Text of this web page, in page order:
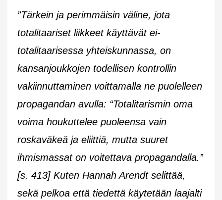
”Tärkein ja perimmäisin väline, jota
totalitaariset liikkeet käyttävät ei-
totalitaarisessa yhteiskunnassa, on
kansanjoukkojen todellisen kontrollin
vakiinnuttaminen voittamalla ne puolelleen
propagandan avulla: “Totalitarismin oma
voima houkuttelee puoleensa vain
roskaväkeä ja eliittiä, mutta suuret
ihmismassat on voitettava propagandalla.”
[s. 413] Kuten Hannah Arendt selittää,
sekä pelkoa että tiedettä käytetään laajalti